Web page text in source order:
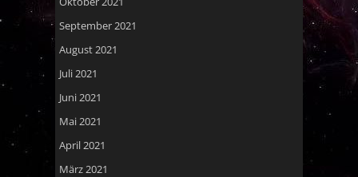
September 2021
August 2021
Juli 2021
Juni 2021
Mai 2021
April 2021
März 2021